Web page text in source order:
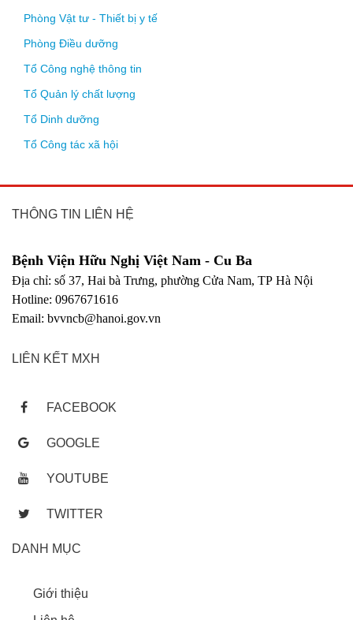
Phòng Vật tư - Thiết bị y tế
Phòng Điều dưỡng
Tổ Công nghệ thông tin
Tổ Quản lý chất lượng
Tổ Dinh dưỡng
Tổ Công tác xã hội
THÔNG TIN LIÊN HỆ
Bệnh Viện Hữu Nghị Việt Nam - Cu Ba
Địa chỉ: số 37, Hai bà Trưng, phường Cửa Nam, TP Hà Nội
Hotline: 0967671616
Email: bvvncb@hanoi.gov.vn
LIÊN KẾT MXH
FACEBOOK
GOOGLE
YOUTUBE
TWITTER
DANH MỤC
Giới thiệu